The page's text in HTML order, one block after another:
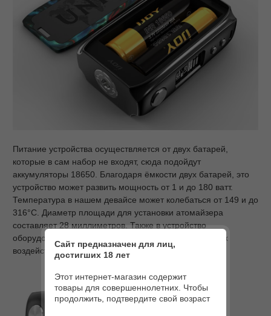
Питание устройства осуществляется от двух батарей,
которые в сам набор не входят, сюда подойдут
аккумуляторы 18650. Благодаря ёмкости двух батарей, это
устройство может развить мощность от 1 и до 180 ватт.
Температура в нашем девайсе может колебаться от 149 и до
316°С. Диаметр площади для установки атомайзера
составляет 28 миллиметров. Также в устройство
оборудовано чипом защиты от различных негативных
воздействий.
Сайт предназначен для лиц,
достигших 18 лет
Этот интернет-магазин содержит
товары для совершеннолетних. Чтобы
продолжить, подтвердите свой возраст